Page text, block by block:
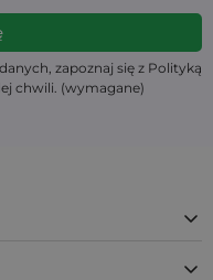
zapoznaj się z Polityką
chwili. (wymagane)